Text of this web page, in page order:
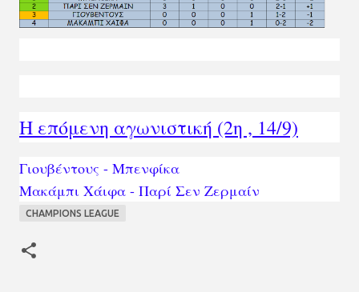
H επόμενη αγωνιστική (2η , 14/9)
Γιουβέντους - Μπενφίκα
Μακάμπι Χάιφα - Παρί Σεν Ζερμαίν
CHAMPIONS LEAGUE